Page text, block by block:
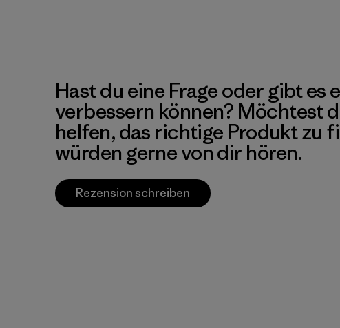
Hast du eine Frage oder gibt es
verbessern können? Möchtest
helfen, das richtige Produkt zu
würden gerne von dir hören.
Rezension schreiben